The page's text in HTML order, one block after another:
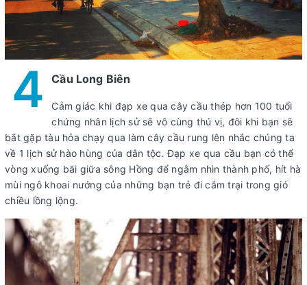
4 Cầu Long Biên
Cảm giác khi đạp xe qua cây cầu thép hơn 100 tuổi
chứng nhân lịch sử sẽ vô cùng thú vị, đôi khi bạn sẽ
bắt gặp tàu hỏa chạy qua làm cây cầu rung lên nhắc chúng ta
về 1 lịch sử hào hùng của dân tộc. Đạp xe qua cầu bạn có thể
vòng xuống bãi giữa sông Hồng để ngắm nhìn thành phố, hít hà
mùi ngô khoai nướng của những bạn trẻ đi cắm trại trong gió
chiều lồng lộng.